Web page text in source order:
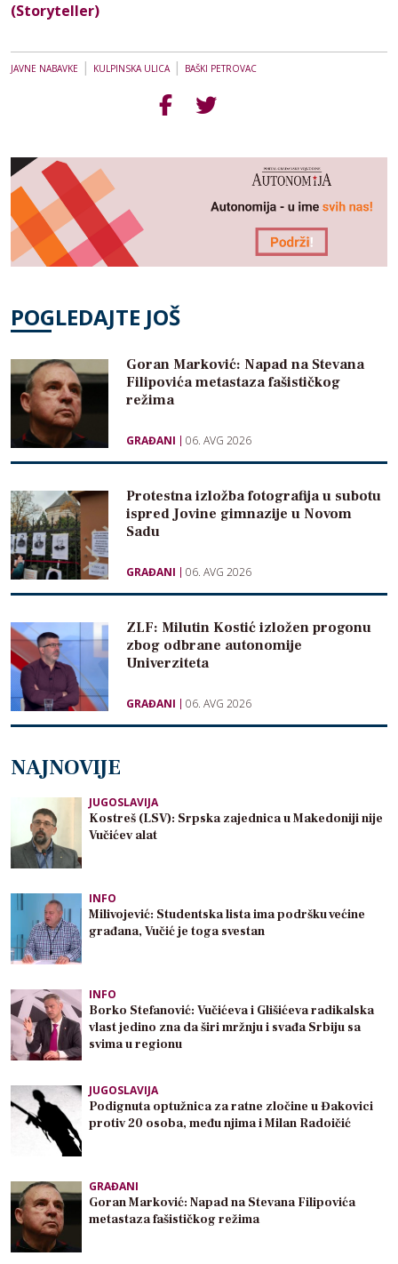
(Storyteller)
JAVNE NABAVKE | KULPINSKA ULICA| BAŠKI PETROVAC
POGLEDAJTE JOŠ
Goran Marković: Napad na Stevana
Filipovića metastaza fašističkog
režima
GRAĐANI 06. AVG 2026
Protestna izložba fotografija u subotu
ispred Jovine gimnazije u Novom
Sadu
GRAĐANI 06. AVG 2026
ZLF: Milutin Kostić izložen progonu
zbog odbrane autonomije
Univerziteta
GRAĐANI 06. AVG 2026
NAJNOVIJE
JUGOSLAVIJA
Kostreš (LSV): Srpska zajednica u Makedoniji nije
Vučićev alat
INFO
Milivojević: Studentska lista ima podršku većine
građana, Vučić je toga svestan
INFO
Borko Stefanović: Vučićeva i Glišićeva radikalska
vlast jedino zna da širi mržnju i svađa Srbiju sa
svima u regionu
JUGOSLAVIJA
Podignuta optužnica za ratne zločine u Đakovici
protiv 20 osoba, među njima i Milan Radoičić
GRAĐANI
Goran Marković: Napad na Stevana Filipovića
metastaza fašističkog režima